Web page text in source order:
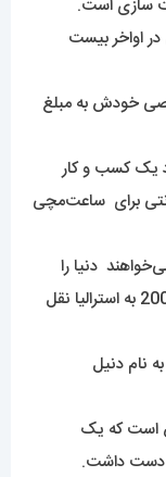
سازی است.
اواخر بیست
شخصی خودش به مبلغ
یک کسب و کار
برای ساعت‌مچی
دنیا را
کشف کنند، رویای خود را ادامه داد و در سال 2006 به استرالیا نقل
نام دنیل
است که یک
دست داشت.